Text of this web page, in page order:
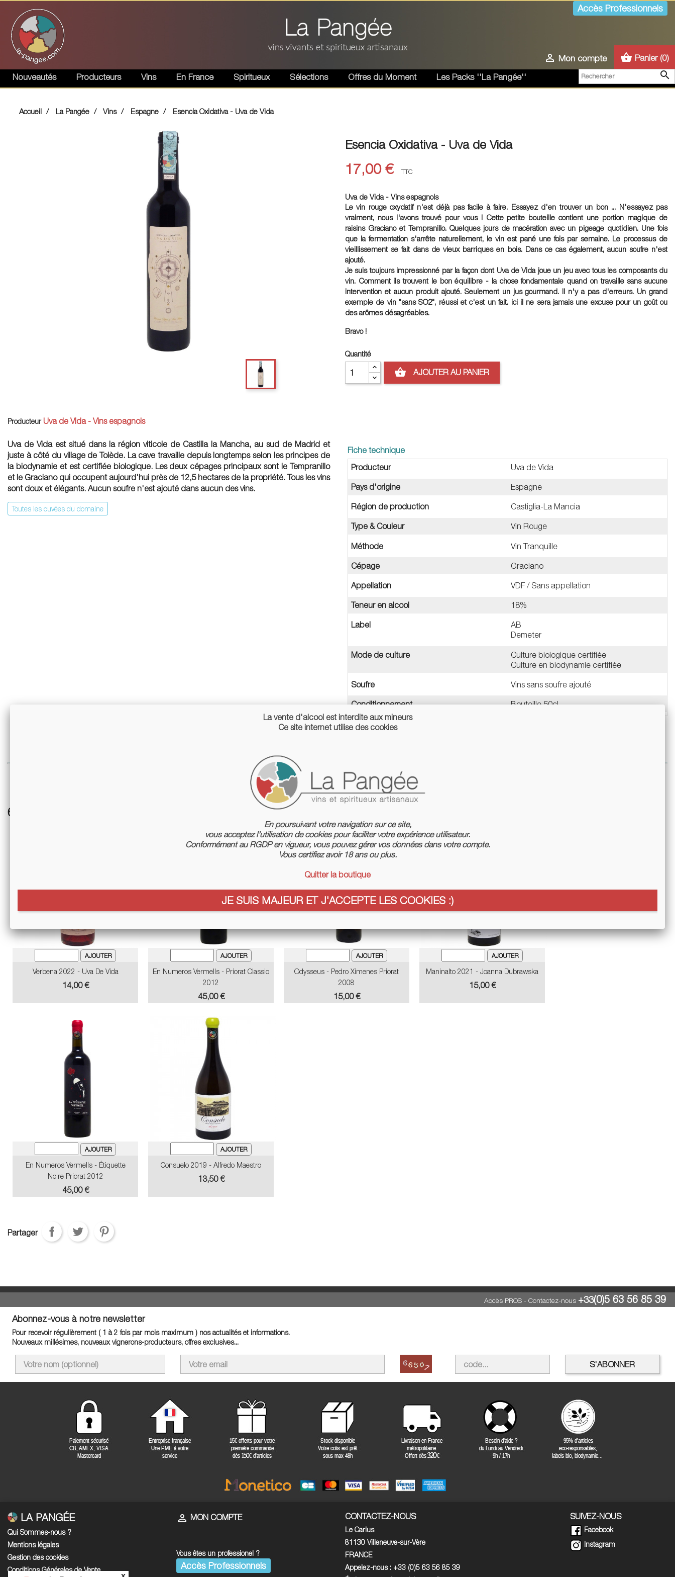
Accès Professionnels
 Mon compte shopping_basket Panier (0)

Nouveautés Producteurs Vins En France Spiritueux Sélections Offres du Moment Les Packs ''La Pangée''
Accueil La Pangée Vins Espagne Esencia Oxidativa - Uva de Vida
Esencia Oxidativa - Uva de Vida
17,00 € TTC
Uva de Vida - Vins espagnols
Le vin rouge oxydatif n'est déjà pas facile à faire. Essayez d'en trouver un bon ... N'essayez pas
vraiment, nous l'avons trouvé pour vous ! Cette petite bouteille contient une portion magique de
raisins Graciano et Tempranillo. Quelques jours de macération avec un pigeage quotidien. Une fois
que la fermentation s'arrête naturellement, le vin est pané une fois par semaine. Le processus de
vieillissement se fait dans de vieux barriques en bois. Dans ce cas également, aucun soufre n'est
ajouté.
Je suis toujours impressionné par la façon dont Uva de Vida joue un jeu avec tous les composants du
vin. Comment ils trouvent le bon équilibre - la chose fondamentale quand on travaille sans aucune
intervention et aucun produit ajouté. Seulement un jus gourmand. Il n'y a pas d'erreurs. Un grand
exemple de vin "sans SO2", réussi et c'est un fait. ici il ne sera jamais une excuse pour un goût ou
des arômes désagréables.
Bravo !
Quantité
shopping_basket AJOUTER AU PANIER
Producteur Uva de Vida - Vins espagnols
Uva de Vida est situé dans la région viticole de Castilla la Mancha, au sud de Madrid et
juste à côté du village de Tolède. La cave travaille depuis longtemps selon les principes de
la biodynamie et est certifiée biologique. Les deux cépages principaux sont le Tempranillo
et le Graciano qui occupent aujourd'hui près de 12,5 hectares de la propriété. Tous les vins
sont doux et élégants. Aucun soufre n'est ajouté dans aucun des vins.
Toutes les cuvées du domaine
Fiche technique
Producteur
Uva de Vida
Pays d'origine Espagne
Région de production Castiglia-La Mancia
Type & Couleur Vin Rouge
Méthode Vin Tranquille
Cépage Graciano
Appellation VDF / Sans appellation
Teneur en alcool 18%
Label
AB
Demeter
Mode de culture
Culture biologique certifiée
Culture en biodynamie certifiée
Soufre Vins sans soufre ajouté
Conditionnement Bouteille 50cl
6 autres références associées :
Verbena 2022 - Uva De Vida
Prix
14,00 €
En Numeros Vermells - Priorat Classic
2012
Prix
45,00 €
Odysseus - Pedro Ximenes Priorat
2008
Prix
15,00 €
Maninalto 2021 - Joanna Dubrawska
Prix
15,00 €
En Numeros Vermells - Étiquette
Noire Priorat 2012
Prix
45,00 €
Consuelo 2019 - Alfredo Maestro
Prix
13,50 €
Partager
Accès PROS- Contactez-nous +33(0)5 63 56 85 39
Abonnez-vous à notre newsletter
Pour recevoir régulièrement ( 1 à 2 fois par mois maximum ) nos actualités et informations.
Nouveaux millésimes, nouveaux vignerons-producteurs, offres exclusives...
LA PANGÉE
Qui Sommes-nous ?
Mentions légales
Gestion des cookies
Conditions Générales de Vente
 MON COMPTE
Vous êtes un professionel ?
Accès Professionnels
CONTACTEZ-NOUS
Le Carlus
81130 Villeneuve-sur-Vère
FRANCE
Appelez-nous : +33 (0)5 63 56 85 39
SUIVEZ-NOUS
Facebook
Instagram
La vente d'alcool est interdite aux mineurs
Ce site internet utilise des cookies
En poursuivant votre navigation sur ce site,
vous acceptez l’utilisation de cookies pour faciliter votre expérience utilisateur.
Conformément au RGDP en vigueur, vous pouvez gérer vos données dans votre compte.
Vous certifiez avoir 18 ans ou plus.
Quitter la boutique
JE SUIS MAJEUR ET J'ACCEPTE LES COOKIES :)